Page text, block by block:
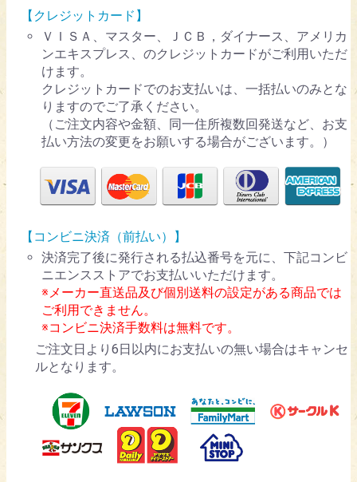
【クレジットカード】
ＶＩＳＡ、マスター、ＪＣＢ，ダイナース、アメリカ
ンエキスプレス、のクレジットカードがご利用いただ
けます。
クレジットカードでのお支払いは、一括払いのみとな
りますのでご了承ください。
（ご注文内容や金額、同一住所複数回発送など、お支
払い方法の変更をお願いする場合がございます。）
【コンビニ決済（前払い）】
決済完了後に発行される払込番号を元に、下記コンビ
ニエンスストアでお支払いいただけます。
※メーカー直送品及び個別送料の設定がある商品では
ご利用できません。
※コンビニ決済手数料は無料です。
ご注文日より6日以内にお支払いの無い場合はキャンセ
ルとなります。